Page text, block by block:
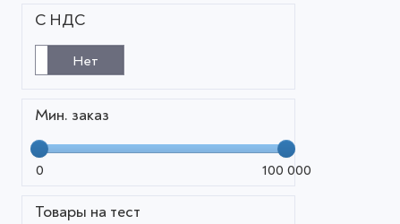
С НДС
Нет
Мин. заказ
0 100 000
Товары на тест